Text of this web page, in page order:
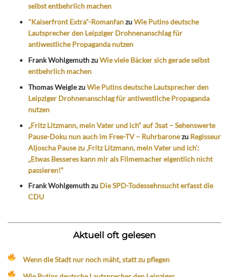
selbst entbehrlich machen
"Kaiserfront Extra"-RomanfanzuWie Putins deutsche
Lautsprecher den Leipziger Drohnenanschlag für
antiwestliche Propaganda nutzen
Frank WohlgemuthzuWie viele Bäcker sich gerade selbst
entbehrlich machen
Thomas WeiglezuWie Putins deutsche Lautsprecher den
Leipziger Drohnenanschlag für antiwestliche Propaganda
nutzen
„Fritz Litzmann, mein Vater und ich“ auf 3sat – Sehenswerte
Pause-Doku nun auch im Free-TV – Ruhrbaronezu Regisseur
Aljoscha Pause zu ‚Fritz Litzmann, mein Vater und ich‘:
„Etwas Besseres kann mir als Filmemacher eigentlich nicht
passieren!“
Frank Wohlgemuthzu Die SPD-Todessehnsucht erfasst die
CDU
Aktuell oft gelesen
Wenn die Stadt nur noch mäht, statt zu pflegen